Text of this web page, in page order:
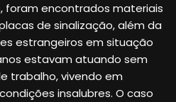
foram encontrados materiais
de sinalização, além da
estrangeiros em situação
estavam atuando sem
trabalho, vivendo em
insalubres. O caso